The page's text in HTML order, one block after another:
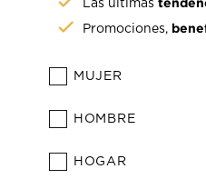
Las últimas
Promociones,
MUJER
HOMBRE
HOGAR